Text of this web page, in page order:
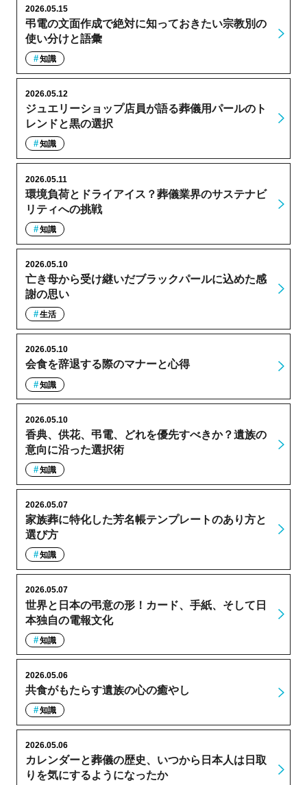
弔電の文面作成で絶対に知っておきたい宗教別の
使い分けと語彙
2026.05.15
知識
ジュエリーショップ店員が語る葬儀用パールのト
レンドと黒の選択
2026.05.12
知識
環境負荷とドライアイス？葬儀業界のサステナビ
リティへの挑戦
2026.05.11
知識
亡き母から受け継いだブラックパールに込めた感
謝の思い
2026.05.10
生活
会食を辞退する際のマナーと心得
2026.05.10
知識
香典、供花、弔電、どれを優先すべきか？遺族の
意向に沿った選択術
2026.05.10
知識
家族葬に特化した芳名帳テンプレートのあり方と
選び方
2026.05.07
知識
世界と日本の弔意の形！カード、手紙、そして日
本独自の電報文化
2026.05.07
知識
共食がもたらす遺族の心の癒やし
2026.05.06
知識
カレンダーと葬儀の歴史、いつから日本人は日取
りを気にするようになったか
2026.05.06